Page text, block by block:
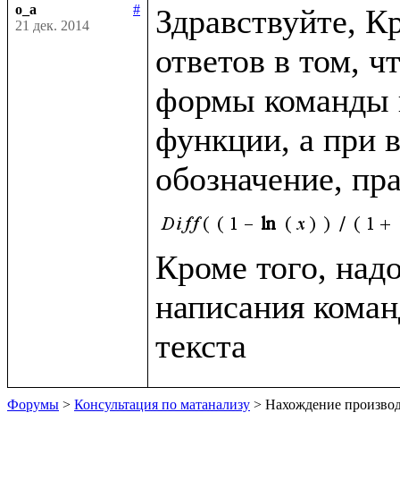
o_a
#
21 дек. 2014
Здравствуйте,
ответов в том,
формы команды
функции, а при
обозначение,
Кроме того,
написания
Форумы > Консультация по матанализу > Нахождение